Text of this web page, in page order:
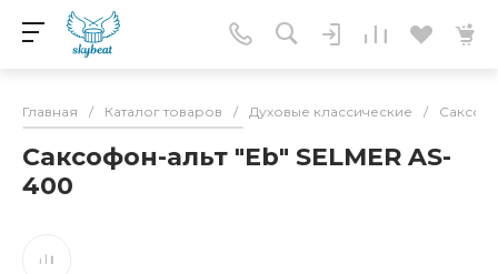
Главная / Каталог товаров / Духовые классические /
Саксофон-альт "Eb" SELMER AS-
400